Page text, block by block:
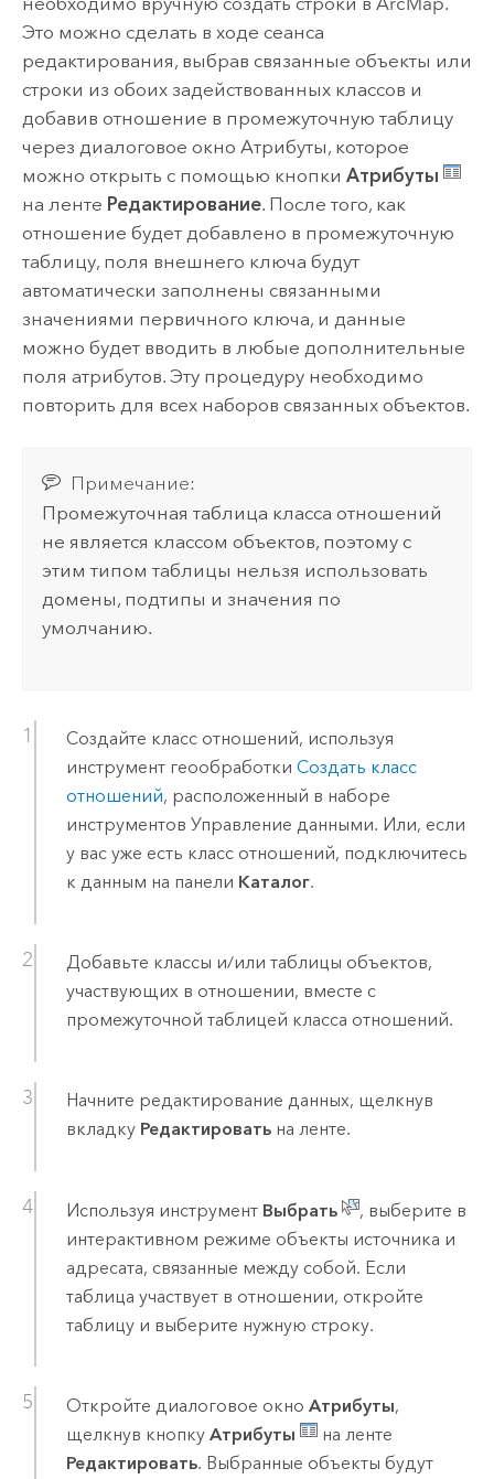
Это можно сделать в ходе сеанса
редактирования, выбрав связанные объекты или
строки из обоих задействованных классов и
добавив отношение в промежуточную таблицу
через диалоговое окно Атрибуты, которое
можно открыть с помощью кнопки Атрибуты
на ленте Редактирование. После того, как
отношение будет добавлено в промежуточную
таблицу, поля внешнего ключа будут
автоматически заполнены связанными
значениями первичного ключа, и данные
можно будет вводить в любые дополнительные
поля атрибутов. Эту процедуру необходимо
повторить для всех наборов связанных объектов.
Примечание:
Промежуточная таблица класса отношений
не является классом объектов, поэтому с
этим типом таблицы нельзя использовать
домены, подтипы и значения по
умолчанию.
Создайте класс отношений, используя
инструмент геообработки Создать класс
отношений, расположенный в наборе
инструментов Управление данными. Или, если
у вас уже есть класс отношений, подключитесь
к данным на панели Каталог.
Добавьте классы и/или таблицы объектов,
участвующих в отношении, вместе с
промежуточной таблицей класса отношений.
Начните редактирование данных, щелкнув
вкладку Редактироватьна ленте.
Используя инструмент Выбрать
, выберите в
интерактивном режиме объекты источника и
адресата, связанные между собой. Если
таблица участвует в отношении, откройте
таблицу и выберите нужную строку.
Откройте диалоговое окно Атрибуты,
щелкнув кнопку Атрибуты
на ленте
Редактировать. Выбранные объекты будут